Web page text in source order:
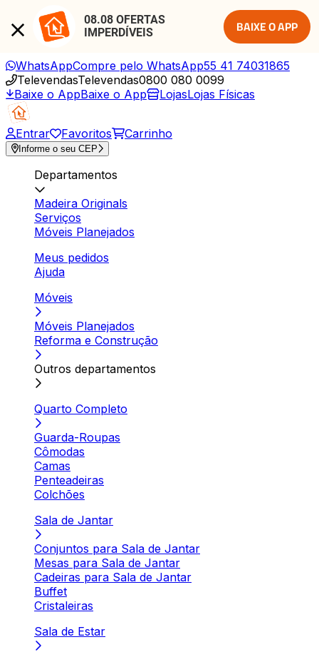
08.08 OFERTAS
IMPERDÍVEIS
BAIXE O APP
WhatsAppCompre pelo WhatsApp55 41 74031865
TelevendasTelevendas0800 080 0099
Baixe o AppBaixe o App LojasLojas Físicas
Entrar Favoritos Carrinho
Informe o seu CEP
Departamentos
Madeira Originals
Serviços
Móveis Planejados
Meus pedidos
Ajuda
Móveis
Móveis Planejados
Reforma e Construção
Outros departamentos
Quarto Completo
Guarda-Roupas
Cômodas
Camas
Penteadeiras
Colchões
Sala de Jantar
Conjuntos para Sala de Jantar
Mesas para Sala de Jantar
Cadeiras para Sala de Jantar
Buffet
Cristaleiras
Sala de Estar